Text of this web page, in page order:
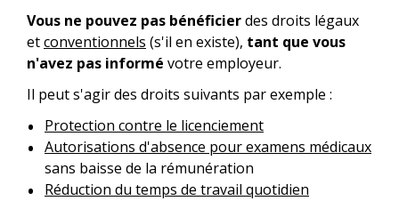
Vous ne pouvez pas bénéficierdes droits légaux
etconventionnels (s'il en existe), tant que vous
n'avez pas informé votre employeur.
Il peut s'agir des droits suivants par exemple :
Protection contre le licenciement
Autorisations d'absence pour examens médicaux
sans baisse de la rémunération
Réduction du temps de travail quotidien